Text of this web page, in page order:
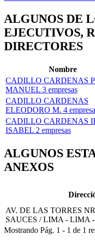
ALGUNOS DE
EJECUTIVOS,
DIRECTORES
Nombre
CADILLO CARDENAS
MANUEL 3 empresas
CADILLO CARDENAS
ELEODORO M. 4
CADILLO CARDENAS
ISABEL 2 empresas
ALGUNOS
ANEXOS
AV. DE LAS TORRES
SAUCES / LIMA - LIMA -
Mostrando Pág. 1 - 1 de 1